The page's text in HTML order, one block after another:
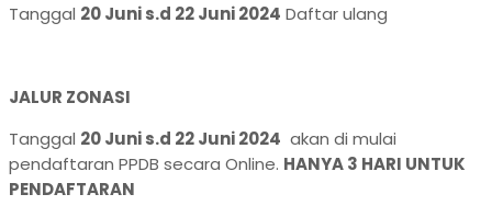
Tanggal 20 Juni s.d 22 Juni 2024 Daftar ulang
JALUR ZONASI
Tanggal 20 Juni s.d 22 Juni 2024 akan di mulai
pendaftaran PPDB secara Online. HANYA 3 HARI UNTUK
PENDAFTARAN